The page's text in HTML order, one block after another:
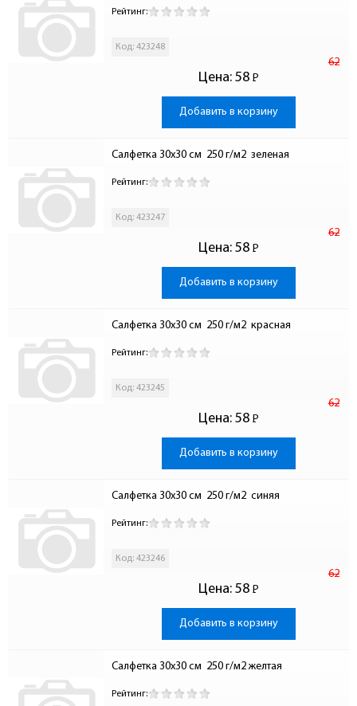
Рейтинг:
Код: 423248
Цена:
62
58 Р
-
Добавить в корзину
Салфетка 30х30 см  250 г/м2  зеленая
Рейтинг:
Код: 423247
Цена:
62
58 Р
-
Добавить в корзину
Салфетка 30х30 см  250 г/м2  красная
Рейтинг:
Код: 423245
Цена:
62
58 Р
-
Добавить в корзину
Салфетка 30х30 см  250 г/м2  синяя
Рейтинг:
Код: 423246
Цена:
62
58 Р
-
Добавить в корзину
Салфетка 30х30 см  250 г/м2 желтая
Рейтинг: